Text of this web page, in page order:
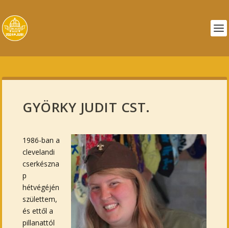
GYÖRKY JUDIT CST.
1986-ban a
clevelandi
cserkészna
p
hétvégéjén
születtem,
és ettől a
pillanattól